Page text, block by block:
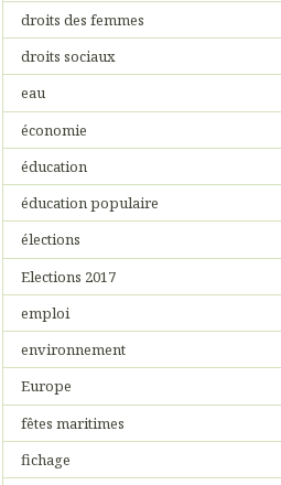
droits des femmes
droits sociaux
eau
économie
éducation
éducation populaire
élections
Elections 2017
emploi
environnement
Europe
fêtes maritimes
fichage